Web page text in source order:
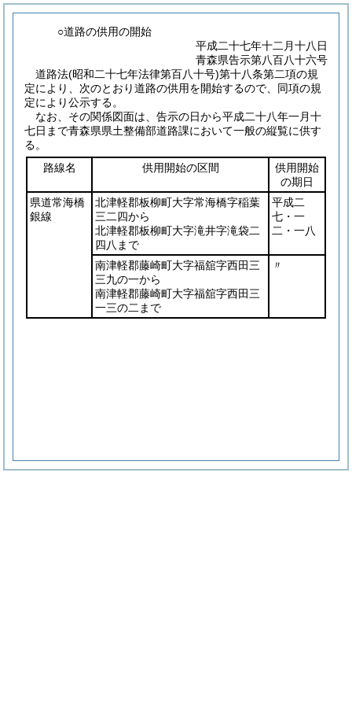
○道路の供用の開始
平成二十七年十二月十八日
青森県告示第八百八十六号
道路法(昭和二十七年法律第百八十号)第十八条第二項の規
定により、次のとおり道路の供用を開始するので、同項の規
定により公示する。
なお、その関係図面は、告示の日から平成二十八年一月十
七日まで青森県県土整備部道路課において一般の縦覧に供す
る。
路線名
供用開始の区間
供用開始
の期日
県道常海橋
銀線
北津軽郡板柳町大字常海橋字稲葉
三二四から
北津軽郡板柳町大字滝井字滝袋二
四八まで
平成二
七・一
二・一八
南津軽郡藤崎町大字福舘字西田三
三九の一から
南津軽郡藤崎町大字福舘字西田三
一三の二まで
〃